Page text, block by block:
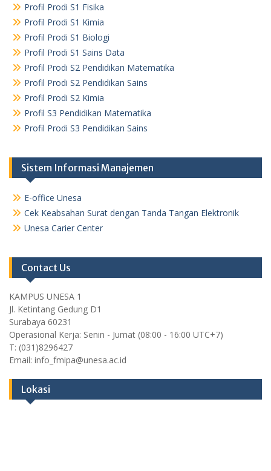
Profil Prodi S1 Fisika
Profil Prodi S1 Kimia
Profil Prodi S1 Biologi
Profil Prodi S1 Sains Data
Profil Prodi S2 Pendidikan Matematika
Profil Prodi S2 Pendidikan Sains
Profil Prodi S2 Kimia
Profil S3 Pendidikan Matematika
Profil Prodi S3 Pendidikan Sains
Sistem Informasi Manajemen
E-office Unesa
Cek Keabsahan Surat dengan Tanda Tangan Elektronik
Unesa Carier Center
Contact Us
KAMPUS UNESA 1
Jl. Ketintang Gedung D1
Surabaya 60231
Operasional Kerja: Senin - Jumat (08:00 - 16:00 UTC+7)
T: (031)8296427
Email: info_fmipa@unesa.ac.id
Lokasi